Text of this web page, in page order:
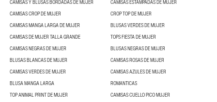
CAMISAS Y BLUSAS BORDADAS DE MUJER
CAMISAS ESTAMPADAS DE MUJER
CAMISAS CROP DE MUJER
CROP TOP DE MUJER
CAMISAS MANGA LARGA DE MUJER
BLUSAS VERDES DE MUJER
CAMISAS DE MUJER TALLA GRANDE
TOPS FIESTA DE MUJER
CAMISAS NEGRAS DE MUJER
BLUSAS NEGRAS DE MUJER
BLUSAS BLANCAS DE MUJER
CAMISAS ROSAS DE MUJER
CAMISAS VERDES DE MUJER
CAMISAS AZULES DE MUJER
BLUSA MANGA LARGA
ROMANTICAS
TOP ANIMAL PRINT DE MUJER
CAMISAS CUELLO PICO MUJER